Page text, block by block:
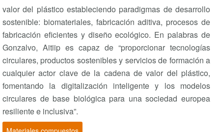
valor del plástico estableciendo paradigmas de desarrollo
sostenible: biomateriales, fabricación aditiva, procesos de
fabricación eficientes y diseño ecológico. En palabras de
Gonzalvo, Aitiip es capaz de “proporcionar tecnologías
circulares, productos sostenibles y servicios de formación a
cualquier actor clave de la cadena de valor del plástico,
fomentando la digitalización inteligente y los modelos
circulares de base biológica para una sociedad europea
resiliente e inclusiva”.